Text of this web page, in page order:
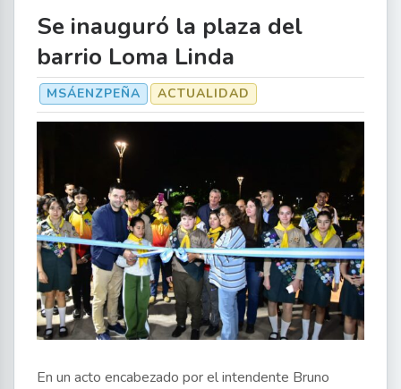
Se inauguró la plaza del
barrio Loma Linda
MSÁENZPEÑA ACTUALIDAD
En un acto encabezado por el intendente Bruno